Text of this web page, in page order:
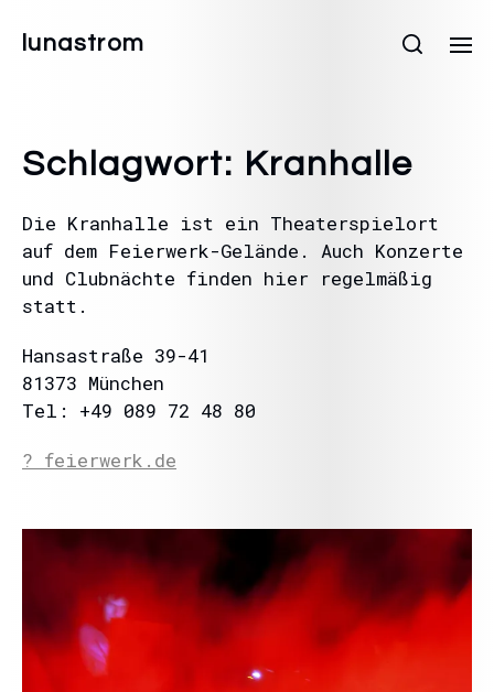
lunastrom
Schlagwort: Kranhalle
Die Kranhalle ist ein Theaterspielort
auf dem Feierwerk-Gelände. Auch Konzerte
und Clubnächte finden hier regelmäßig
statt.
Hansastraße 39-41
81373 München
Tel: +49 089 72 48 80
? feierwerk.de